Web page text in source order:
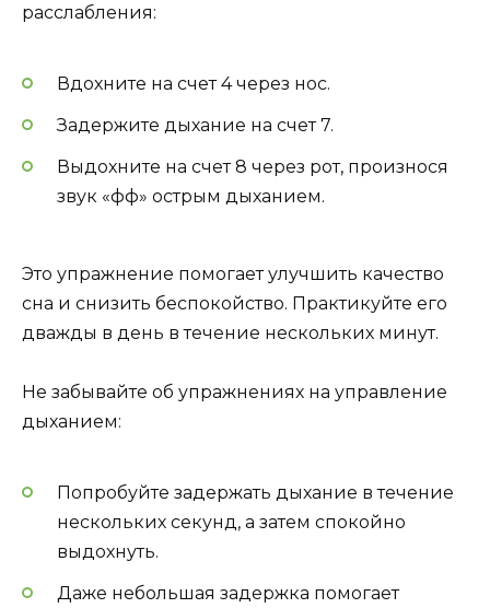
расслабления:
Вдохните на счет 4 через нос.
Задержите дыхание на счет 7.
Выдохните на счет 8 через рот, произнося
звук «фф» острым дыханием.
Это упражнение помогает улучшить качество
сна и снизить беспокойство. Практикуйте его
дважды в день в течение нескольких минут.
Не забывайте об упражнениях на управление
дыханием:
Попробуйте задержать дыхание в течение
нескольких секунд, а затем спокойно
выдохнуть.
Даже небольшая задержка помогает